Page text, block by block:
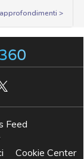
>
Feed
Cookie Center